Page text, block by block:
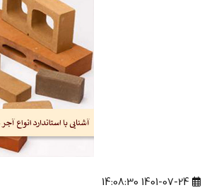
1401-07-24 14:08:30